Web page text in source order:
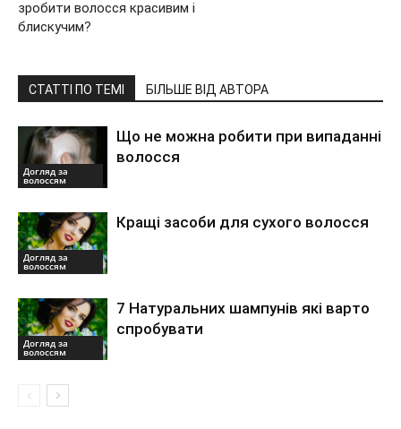
зробити волосся красивим і
блискучим?
СТАТТІ ПО ТЕМІ БІЛЬШЕ ВІД АВТОРА
Догляд за
волоссям
Що не можна робити при випаданні
волосся
Догляд за
волоссям
Кращі засоби для сухого волосся
Догляд за
волоссям
7 Натуральних шампунів які варто
спробувати